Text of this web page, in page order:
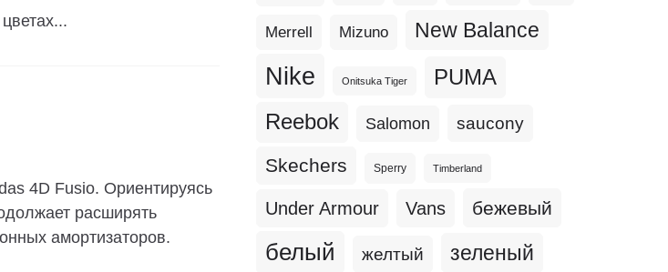
4D Fusio. Ориентируясь
расширять
амортизаторов.
Merrell Mizuno New Balance
Nike Onitsuka Tiger PUMA
Reebok Salomon saucony
Skechers Sperry Timberland
Under Armour Vans бежевый
белый желтый зеленый